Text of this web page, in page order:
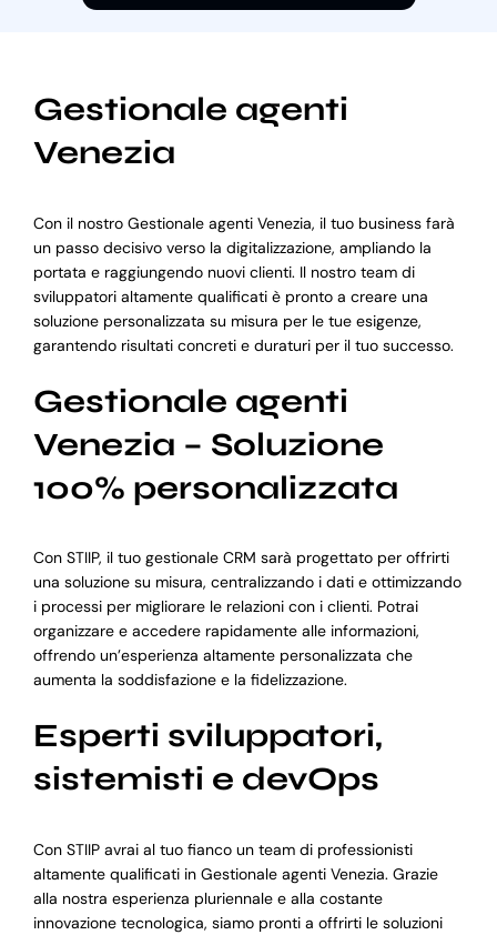
Gestionale agenti
Venezia
Con il nostro Gestionale agenti Venezia, il tuo business farà
un passo decisivo verso la digitalizzazione, ampliando la
portata e raggiungendo nuovi clienti. Il nostro team di
sviluppatori altamente qualificati è pronto a creare una
soluzione personalizzata su misura per le tue esigenze,
garantendo risultati concreti e duraturi per il tuo successo.
Gestionale agenti
Venezia – Soluzione
100% personalizzata
Con STIIP, il tuo gestionale CRM sarà progettato per offrirti
una soluzione su misura, centralizzando i dati e ottimizzando
i processi per migliorare le relazioni con i clienti. Potrai
organizzare e accedere rapidamente alle informazioni,
offrendo un’esperienza altamente personalizzata che
aumenta la soddisfazione e la fidelizzazione.
Esperti sviluppatori,
sistemisti e devOps
Con STIIP avrai al tuo fianco un team di professionisti
altamente qualificati in Gestionale agenti Venezia. Grazie
alla nostra esperienza pluriennale e alla costante
innovazione tecnologica, siamo pronti a offrirti le soluzioni